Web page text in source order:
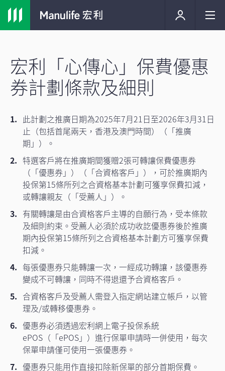
宏利「心傳心」保費優惠
券計劃條款及細則
此計劃之推廣日期為2025年7月21日至2026年3月31日
止（包括首尾兩天，香港及澳門時間）（「推廣
期」）。
特選客戶將在推廣期間獲贈2張可轉讓保費優惠券
（「優惠券」）（「合資格客戶」），可於推廣期內
投保第15條所列之合資格基本計劃可獲享保費扣減，
或轉讓親友（「受薦人」）。
有關轉讓是由合資格客戶主導的自願行為，受本條款
及細則約束。受薦人必須於成功收訖優惠券後於推廣
期內投保第15條所列之合資格基本計劃方可獲享保費
扣減。
每張優惠券只能轉讓一次，一經成功轉讓，該優惠券
變成不可轉讓，同時不得退還予合資格客戶。
合資格客戶及受薦人需登入指定網站建立帳戶，以管
理及/或轉移優惠券。
優惠券必須透過宏利網上電子投保系統
ePOS（「ePOS」）進行保單申請時一併使用，每次
保單申請僅可使用一張優惠券。
優惠券只能用作直接扣除新保單的部分首期保費。